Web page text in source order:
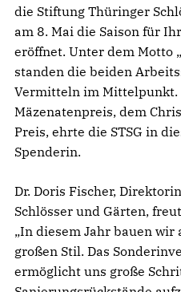
die Stiftung Thüringer
am 8. Mai die Saison für
eröffnet. Unter dem Motto
standen die beiden
Vermitteln im Mittelpunkt.
Mäzenatenpreis, dem
Preis, ehrte die STSG in
Spenderin.
Dr. Doris Fischer,
Schlösser und Gärten,
„In diesem Jahr bauen
großen Stil. Das
ermöglicht uns große